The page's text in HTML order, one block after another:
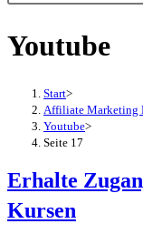
umschalten
durchsuchen
Youtube
Start>
Affiliate Marketing
Youtube>
Seite 17
Erhalte
Kursen